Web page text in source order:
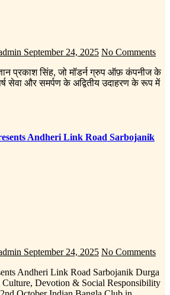
September 24, 2025 No Comments
सेवा और समर्पण के अद्वितीय उदाहरण के रूप में
Andheri Link Road Sarbojanik
September 24, 2025 No Comments
Culture, Devotion & Social Responsibility